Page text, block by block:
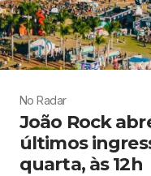
No Radar
João Rock
últimos
quarta, às 12h